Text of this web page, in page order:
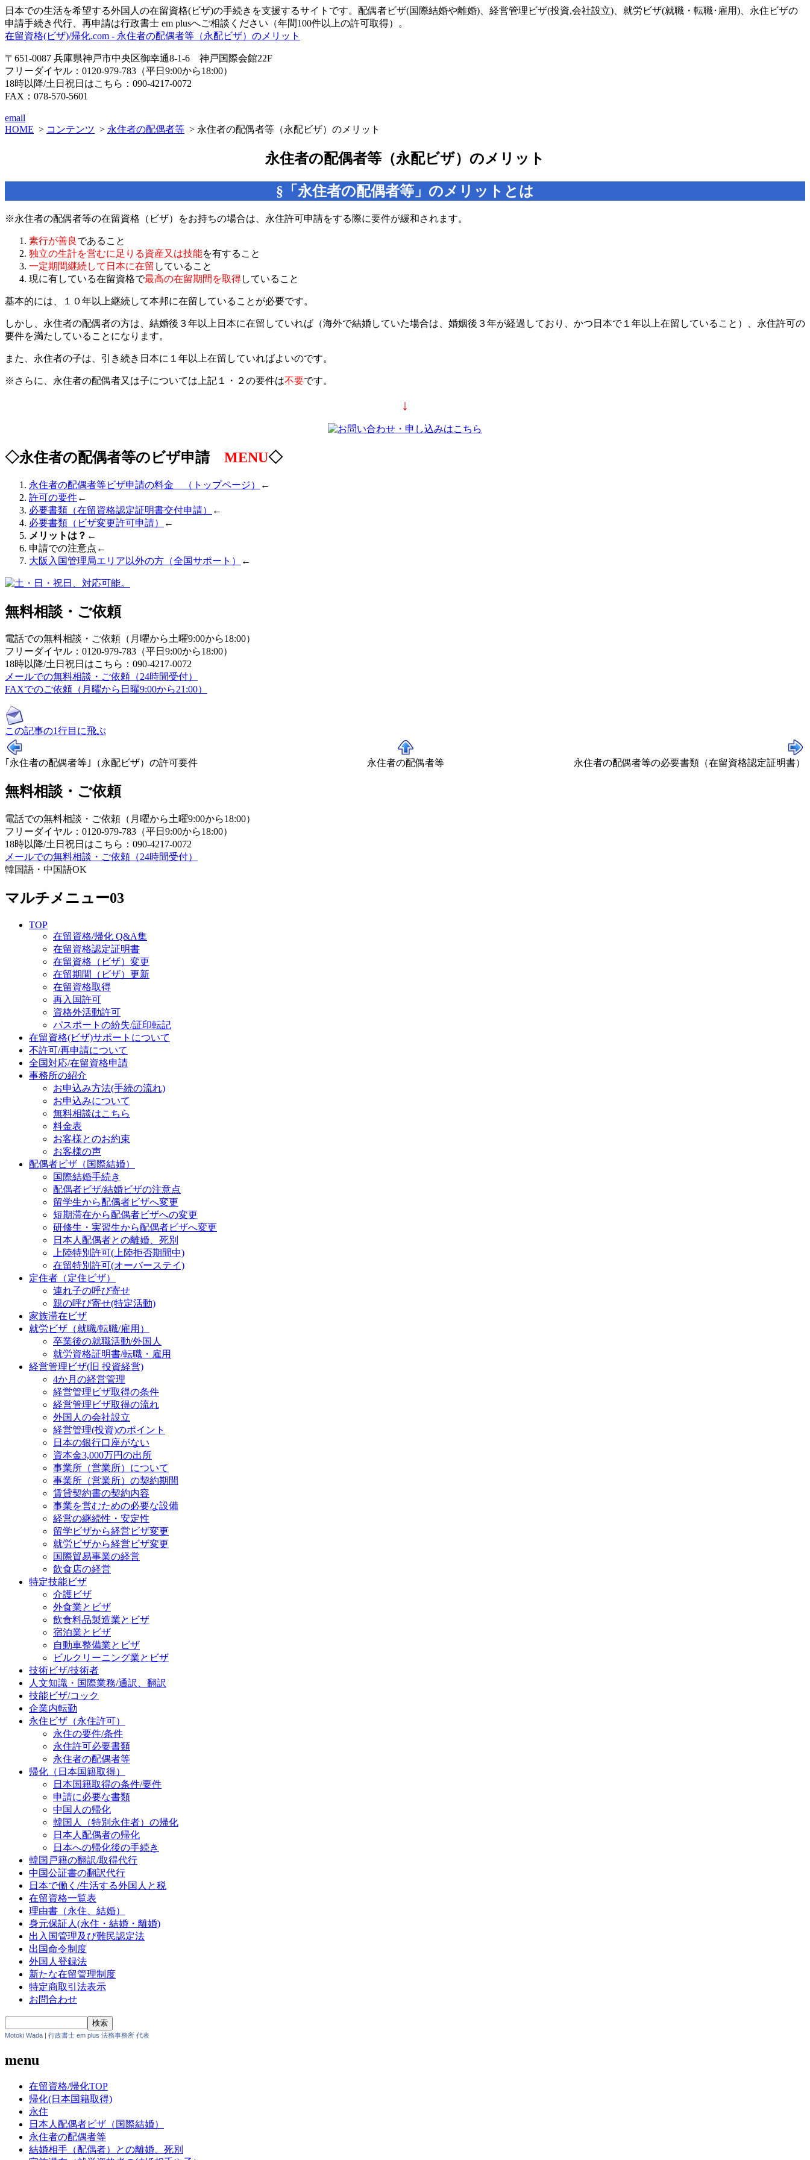
日本での生活を希望する外国人の在留資格(ビザ)の手続きを支援するサイトです。配偶者ビザ(国際結婚や離婚)、経営管理ビザ(投資,会社設立)、就労ビザ(就職・転職･雇用)、永住ビザの
申請手続き代行、再申請は行政書士 em plusへご相談ください（年間100件以上の許可取得）。
在留資格(ビザ)/帰化.com - 永住者の配偶者等（永配ビザ）のメリット
〒651-0087 兵庫県神戸市中央区御幸通8-1-6 神戸国際会館22F
フリーダイヤル：0120-979-783（平日9:00から18:00）
18時以降/土日祝日はこちら：090-4217-0072
FAX：078-570-5601
email
HOME > コンテンツ > 永住者の配偶者等 > 永住者の配偶者等（永配ビザ）のメリット
永住者の配偶者等（永配ビザ）のメリット
§「永住者の配偶者等」のメリットとは
※永住者の配偶者等の在留資格（ビザ）をお持ちの場合は、永住許可申請をする際に要件が緩和されます。
素行が善良 であること
独立の生計を営むに足りる資産又は技能を有すること
一定期間継続して日本に在留 していること
現に有している在留資格で最高の在留期間を取得していること
基本的には、１０年以上継続して本邦に在留していることが必要です。
しかし、永住者の配偶者の方は、結婚後３年以上日本に在留していれば（海外で結婚していた場合は、婚姻後３年が経過しており、かつ日本で１年以上在留していること）、永住許可の
要件を満たしていることになります。
また、永住者の子は、引き続き日本に１年以上在留していればよいのです。
※さらに、永住者の配偶者又は子については上記１・２の要件は不要です。
↓
◇永住者の配偶者等のビザ申請 MENU◇
永住者の配偶者等ビザ申請の料金 （トップページ）
←
許可の要件←
必要書類（在留資格認定証明書交付申請）
←
必要書類（ビザ変更許可申請）
←
メリットは？ ←
申請での注意点←
大阪入国管理局エリア以外の方（全国サポート）
←
無料相談・ご依頼
電話での無料相談・ご依頼（月曜から土曜9:00から18:00）
フリーダイヤル：0120-979-783（平日9:00から18:00）
18時以降/土日祝日はこちら：090-4217-0072
メールでの無料相談・ご依頼（24時間受付）
FAXでのご依頼（月曜から日曜9:00から21:00）
この記事の1行目に飛ぶ
｢永住者の配偶者等｣（永配ビザ）の許可要件 永住者の配偶者等 永住者の配偶者等の必要書類（在留資格認定証明書）
無料相談・ご依頼
電話での無料相談・ご依頼（月曜から土曜9:00から18:00）
フリーダイヤル：0120-979-783（平日9:00から18:00）
18時以降/土日祝日はこちら：090-4217-0072
メールでの無料相談・ご依頼（24時間受付）
韓国語・中国語OK
マルチメニュー03
TOP
在留資格/帰化 Q&A集
在留資格認定証明書
在留資格（ビザ）変更
在留期間（ビザ）更新
在留資格取得
再入国許可
資格外活動許可
パスポートの紛失/証印転記
在留資格(ビザ)サポートについて
不許可/再申請について
全国対応/在留資格申請
事務所の紹介
お申込み方法(手続の流れ)
お申込みについて
無料相談はこちら
料金表
お客様とのお約束
お客様の声
配偶者ビザ（国際結婚）
国際結婚手続き
配偶者ビザ/結婚ビザの注意点
留学生から配偶者ビザへ変更
短期滞在から配偶者ビザへの変更
研修生・実習生から配偶者ビザへ変更
日本人配偶者との離婚、死別
上陸特別許可(上陸拒否期間中)
在留特別許可(オーバーステイ)
定住者（定住ビザ）
連れ子の呼び寄せ
親の呼び寄せ(特定活動)
家族滞在ビザ
就労ビザ（就職/転職/雇用）
卒業後の就職活動/外国人
就労資格証明書/転職・雇用
経営管理ビザ(旧 投資経営)
4か月の経営管理
経営管理ビザ取得の条件
経営管理ビザ取得の流れ
外国人の会社設立
経営管理(投資)のポイント
日本の銀行口座がない
資本金3,000万円の出所
事業所（営業所）について
事業所（営業所）の契約期間
賃貸契約書の契約内容
事業を営むための必要な設備
経営の継続性・安定性
留学ビザから経営ビザ変更
就労ビザから経営ビザ変更
国際貿易事業の経営
飲食店の経営
特定技能ビザ
介護ビザ
外食業とビザ
飲食料品製造業とビザ
宿泊業とビザ
自動車整備業とビザ
ビルクリーニング業とビザ
技術ビザ/技術者
人文知識・国際業務/通訳、翻訳
技能ビザ/コック
企業内転勤
永住ビザ（永住許可）
永住の要件/条件
永住許可必要書類
永住者の配偶者等
帰化（日本国籍取得）
日本国籍取得の条件/要件
申請に必要な書類
中国人の帰化
韓国人（特別永住者）の帰化
日本人配偶者の帰化
日本への帰化後の手続き
韓国戸籍の翻訳/取得代行
中国公証書の翻訳代行
日本で働く/生活する外国人と税
在留資格一覧表
理由書（永住、結婚）
身元保証人(永住・結婚・離婚)
出入国管理及び難民認定法
出国命令制度
外国人登録法
新たな在留管理制度
特定商取引法表示
お問合わせ
Motoki Wada | 行政書士 em plus 法務事務所 代表
menu
在留資格/帰化TOP
帰化(日本国籍取得)
永住
日本人配偶者ビザ（国際結婚）
永住者の配偶者等
結婚相手（配偶者）との離婚、死別